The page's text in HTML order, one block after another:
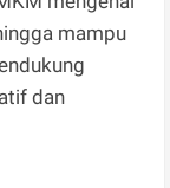
mampu
dan